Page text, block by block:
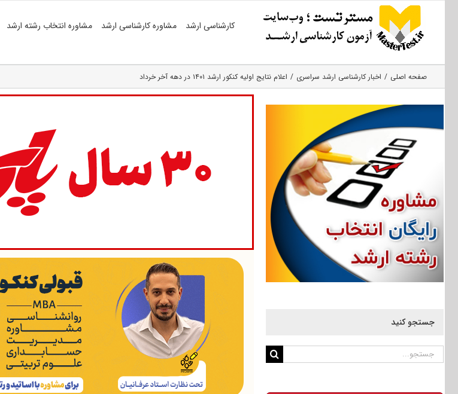
کارشناسی ارشد مشاوره کارشناسی ارشد مشاوره انتخاب رشته ارشد
صفحه اصلی اخبار کارشناسی ارشد سراسری اعلام نتایج اولیه کنکور ارشد ۱۴۰۱ در دهه آخر خرداد
جستجو کنید
جستجو